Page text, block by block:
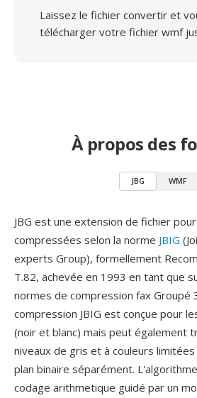
Laissez le fichier convertir et
télécharger votre fichier wmf
À propos des
JBG WMF
JBG est une extension de fichier
compressées selon la norme JBIG
experts Group), formellement
T.82, achevée en 1993 en tant que
normes de compression fax Groupé
compression JBIG est conçue pour
(noir et blanc) mais peut également
niveaux de gris et à couleurs
plan binaire séparément.
codage arithmetique guidé par un